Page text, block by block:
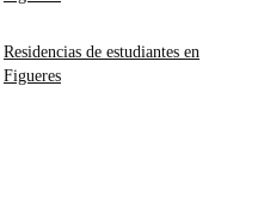
Residencias de estudiantes en
Figueres